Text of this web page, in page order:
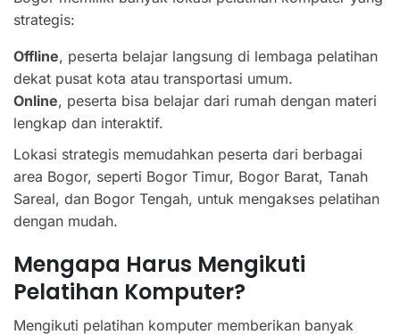
strategis:
Offline, peserta belajar langsung di lembaga pelatihan
dekat pusat kota atau transportasi umum.
Online, peserta bisa belajar dari rumah dengan materi
lengkap dan interaktif.
Lokasi strategis memudahkan peserta dari berbagai
area Bogor, seperti Bogor Timur, Bogor Barat, Tanah
Sareal, dan Bogor Tengah, untuk mengakses pelatihan
dengan mudah.
Mengapa Harus Mengikuti
Pelatihan Komputer?
Mengikuti pelatihan komputer memberikan banyak